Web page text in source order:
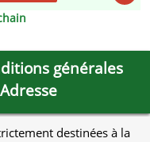
générales
destinées à la